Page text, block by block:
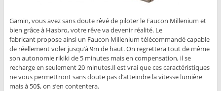
Gamin, vous avez sans doute rêvé de piloter le Faucon Millenium et
bien grâce à Hasbro, votre rêve va devenir réalité. Le
fabricant propose ainsi un Faucon Millenium télécommandé capable
de réellement voler jusqu’à 9m de haut. On regrettera tout de même
son autonomie rikiki de 5 minutes mais en compensation, il se
recharge en seulement 20 minutes.Il est vrai que ces caractéristiques
ne vous permettront sans doute pas d’atteindre la vitesse lumière
mais à 50$, on s’en contentera.